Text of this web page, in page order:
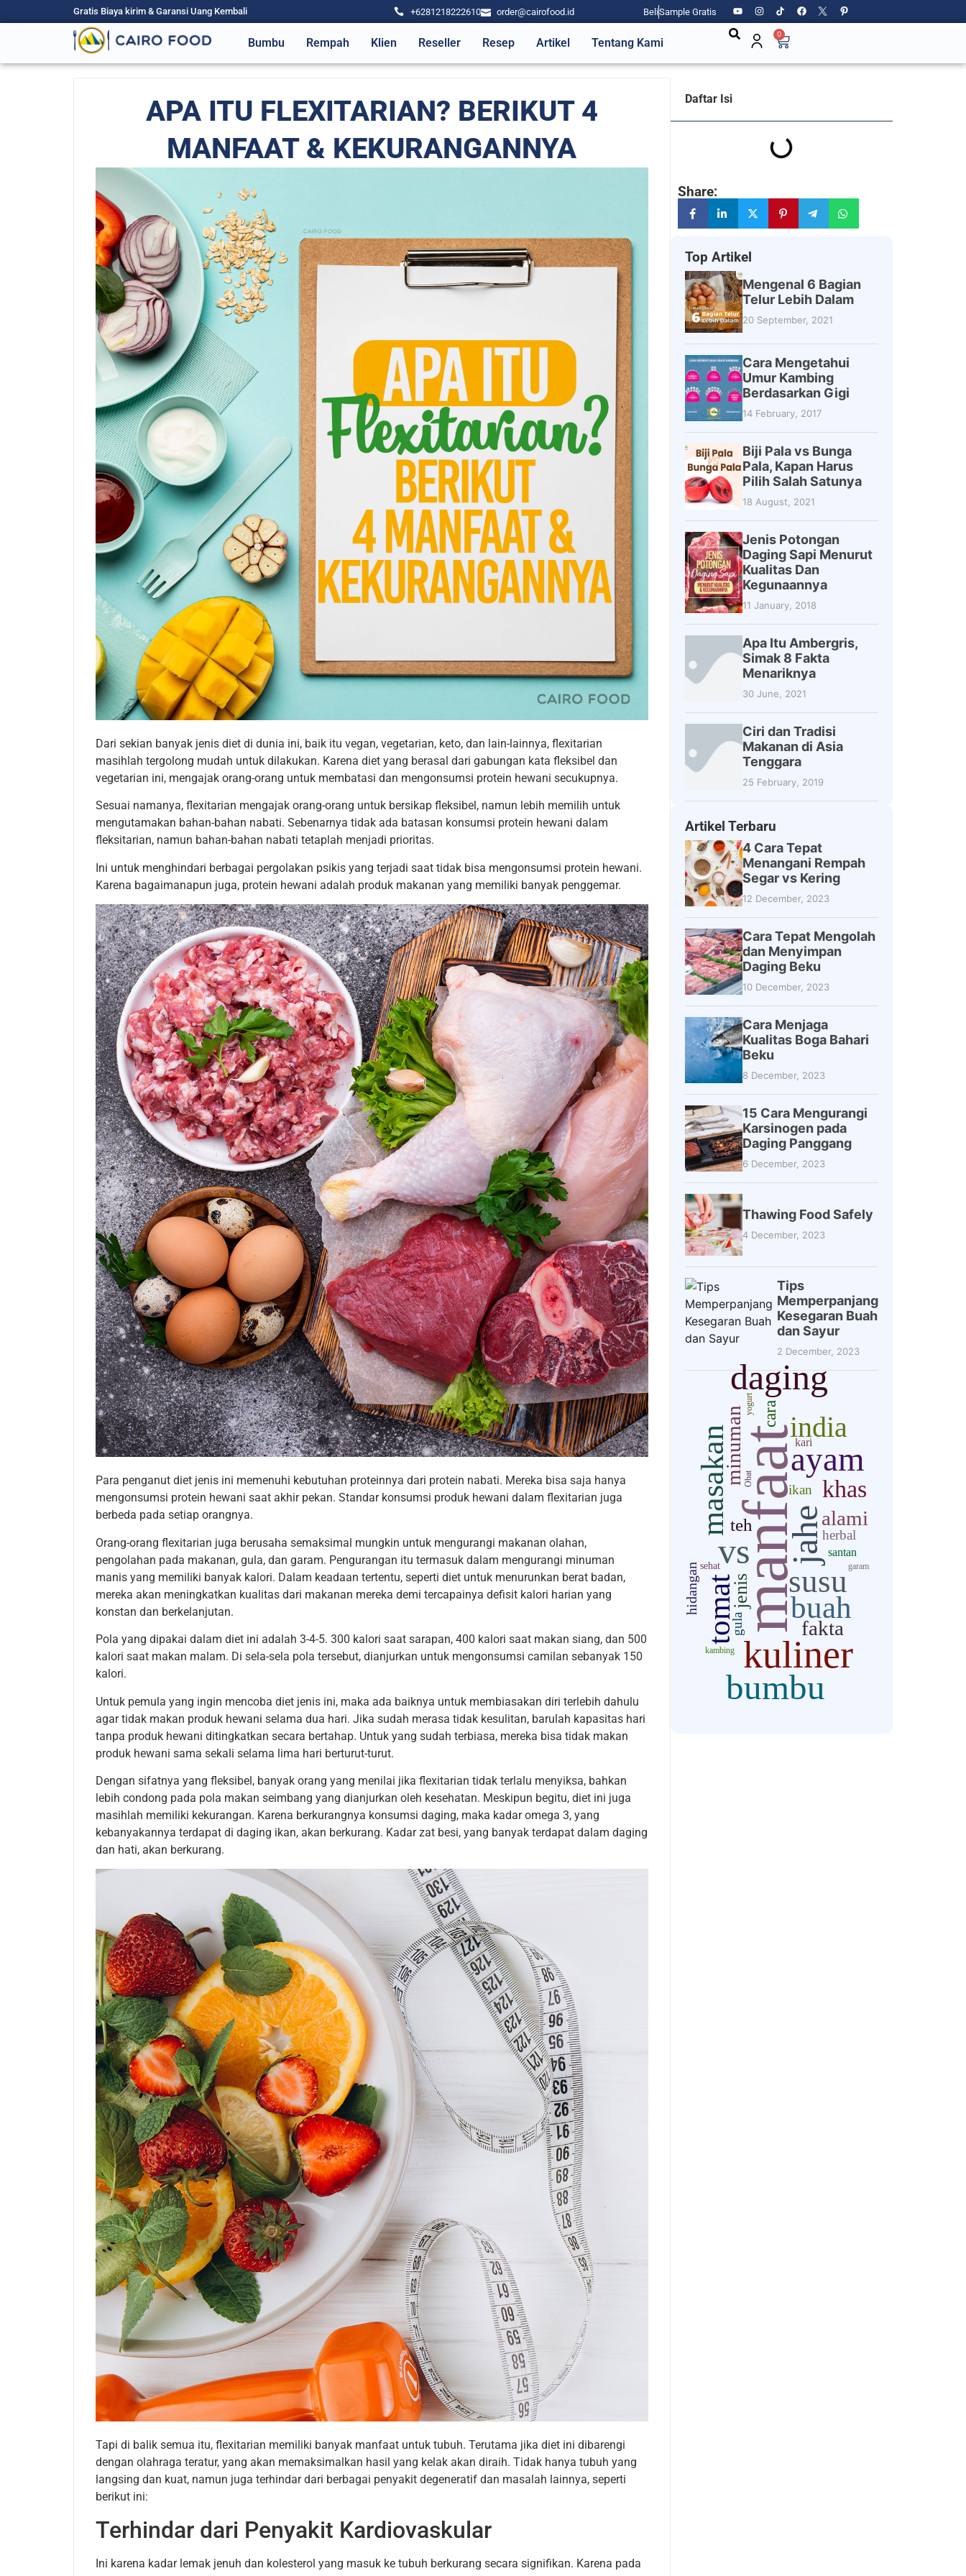
Gratis Biaya kirim & Garansi Uang Kembali +6281218222610 order@cairofood.id BeliSample Gratis
Bumbu Rempah Klien Reseller Resep Artikel Tentang Kami
0
APA ITU FLEXITARIAN? BERIKUT 4
MANFAAT & KEKURANGANNYA
Dari sekian banyak jenis diet di dunia ini, baik itu vegan, vegetarian, keto, dan lain-lainnya, flexitarian
masihlah tergolong mudah untuk dilakukan. Karena diet yang berasal dari gabungan kata fleksibel dan
vegetarian ini, mengajak orang-orang untuk membatasi dan mengonsumsi protein hewani secukupnya.
Sesuai namanya, flexitarian mengajak orang-orang untuk bersikap fleksibel, namun lebih memilih untuk
mengutamakan bahan-bahan nabati. Sebenarnya tidak ada batasan konsumsi protein hewani dalam
fleksitarian, namun bahan-bahan nabati tetaplah menjadi prioritas.
Ini untuk menghindari berbagai pergolakan psikis yang terjadi saat tidak bisa mengonsumsi protein hewani.
Karena bagaimanapun juga, protein hewani adalah produk makanan yang memiliki banyak penggemar.
Para penganut diet jenis ini memenuhi kebutuhan proteinnya dari protein nabati. Mereka bisa saja hanya
mengonsumsi protein hewani saat akhir pekan. Standar konsumsi produk hewani dalam flexitarian juga
berbeda pada setiap orangnya.
Orang-orang flexitarian juga berusaha semaksimal mungkin untuk mengurangi makanan olahan,
pengolahan pada makanan, gula, dan garam. Pengurangan itu termasuk dalam mengurangi minuman
manis yang memiliki banyak kalori. Dalam keadaan tertentu, seperti diet untuk menurunkan berat badan,
mereka akan meningkatkan kualitas dari makanan mereka demi tercapainya defisit kalori harian yang
konstan dan berkelanjutan.
Pola yang dipakai dalam diet ini adalah 3-4-5. 300 kalori saat sarapan, 400 kalori saat makan siang, dan 500
kalori saat makan malam. Di sela-sela pola tersebut, dianjurkan untuk mengonsumsi camilan sebanyak 150
kalori.
Untuk pemula yang ingin mencoba diet jenis ini, maka ada baiknya untuk membiasakan diri terlebih dahulu
agar tidak makan produk hewani selama dua hari. Jika sudah merasa tidak kesulitan, barulah kapasitas hari
tanpa produk hewani ditingkatkan secara bertahap. Untuk yang sudah terbiasa, mereka bisa tidak makan
produk hewani sama sekali selama lima hari berturut-turut.
Dengan sifatnya yang fleksibel, banyak orang yang menilai jika flexitarian tidak terlalu menyiksa, bahkan
lebih condong pada pola makan seimbang yang dianjurkan oleh kesehatan. Meskipun begitu, diet ini juga
masihlah memiliki kekurangan. Karena berkurangnya konsumsi daging, maka kadar omega 3, yang
kebanyakannya terdapat di daging ikan, akan berkurang. Kadar zat besi, yang banyak terdapat dalam daging
dan hati, akan berkurang.
Tapi di balik semua itu, flexitarian memiliki banyak manfaat untuk tubuh. Terutama jika diet ini dibarengi
dengan olahraga teratur, yang akan memaksimalkan hasil yang kelak akan diraih. Tidak hanya tubuh yang
langsing dan kuat, namun juga terhindar dari berbagai penyakit degeneratif dan masalah lainnya, seperti
berikut ini:
Terhindar dari Penyakit Kardiovaskular
Ini karena kadar lemak jenuh dan kolesterol yang masuk ke tubuh berkurang secara signifikan. Karena pada
Daftar Isi
Share:
Top Artikel
Mengenal 6 Bagian
Telur Lebih Dalam
20 September, 2021
Cara Mengetahui
Umur Kambing
Berdasarkan Gigi
14 February, 2017
Biji Pala vs Bunga
Pala, Kapan Harus
Pilih Salah Satunya
18 August, 2021
Jenis Potongan
Daging Sapi Menurut
Kualitas Dan
Kegunaannya
11 January, 2018
Apa Itu Ambergris,
Simak 8 Fakta
Menariknya
30 June, 2021
Ciri dan Tradisi
Makanan di Asia
Tenggara
25 February, 2019
Artikel Terbaru
4 Cara Tepat
Menangani Rempah
Segar vs Kering
12 December, 2023
Cara Tepat Mengolah
dan Menyimpan
Daging Beku
10 December, 2023
Cara Menjaga
Kualitas Boga Bahari
Beku
8 December, 2023
15 Cara Mengurangi
Karsinogen pada
Daging Panggang
6 December, 2023
Thawing Food Safely
4 December, 2023
Tips
Memperpanjang
Kesegaran Buah
dan Sayur
2 December, 2023